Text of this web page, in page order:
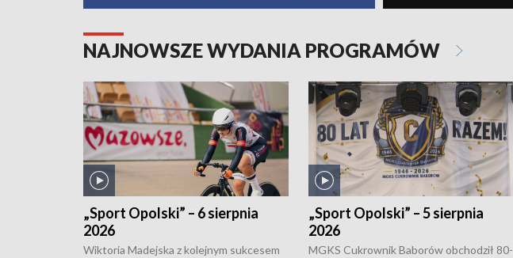
NAJNOWSZE WYDANIA PROGRAMÓW
„Sport Opolski” – 6 sierpnia
2026
Wiktoria Madejska z kolejnym sukcesem
„Sport Opolski” – 5 sierpnia
2026
MGKS Cukrownik Baborów obchodził 80-